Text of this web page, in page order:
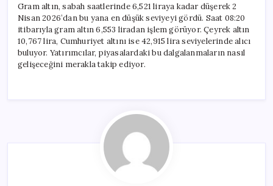
Gram altın, sabah saatlerinde 6,521 liraya kadar düşerek 2
Nisan 2026’dan bu yana en düşük seviyeyi gördü. Saat 08:20
itibarıyla gram altın 6,553 liradan işlem görüyor. Çeyrek altın
10,767 lira, Cumhuriyet altını ise 42,915 lira seviyelerinde alıcı
buluyor. Yatırımcılar, piyasalardaki bu dalgalanmaların nasıl
gelişeceğini merakla takip ediyor.